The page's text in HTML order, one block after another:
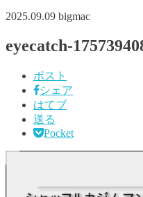
2025.09.09 bigmac
eyecatch-
ポスト
シェア
はてブ
送る
Pocket